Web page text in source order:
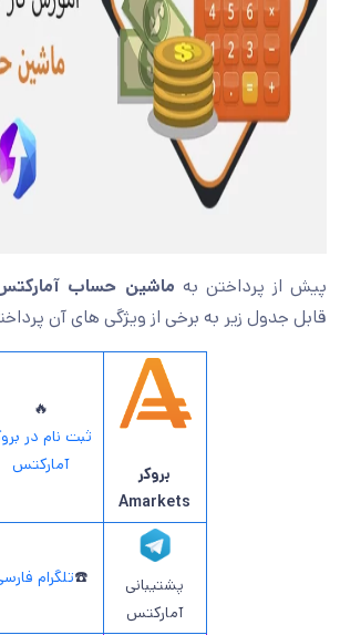
پیش از پرداختن به ماشین حساب
قابل جدول زیر به برخی از ویژگی های آن
بروکر
Amarkets
🔥
ثبت نام در
آمارکتس
پشتیبانی
آمارکتس
☎️تلگرام